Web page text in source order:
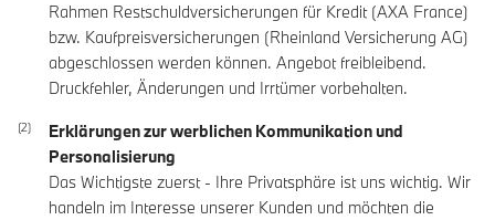
Rahmen Restschuldversicherungen für Kredit (AXA France)
bzw. Kaufpreisversicherungen (Rheinland Versicherung AG)
abgeschlossen werden können. Angebot freibleibend.
Druckfehler, Änderungen und Irrtümer vorbehalten.
Erklärungen zur werblichen Kommunikation und
Personalisierung
Das Wichtigste zuerst - Ihre Privatsphäre ist uns wichtig. Wir
handeln im Interesse unserer Kunden und möchten die